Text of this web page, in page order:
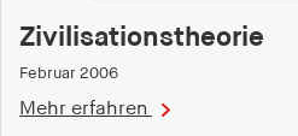
Zivilisationstheorie
Februar 2006
Mehr erfahren
kann ohne diese Cookies
funktionieren.